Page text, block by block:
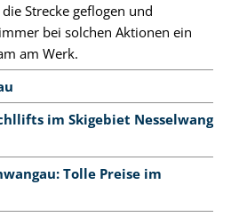
Strecke geflogen und
bei solchen Aktionen ein
am Werk.
im Skigebiet Nesselwang
Tolle Preise im